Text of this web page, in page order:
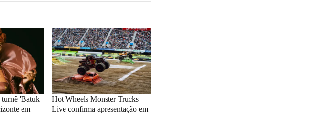
'Batuk
em
Hot Wheels Monster Trucks
Live confirma apresentação em